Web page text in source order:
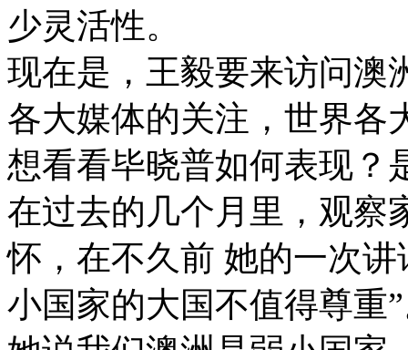
少灵活性。
现在是，王毅要来访问澳
各大媒体的关注，世界各
想看看毕晓普如何表现？
在过去的几个月里，观察
怀，在不久前 她的一次
小国家的大国不值得尊重